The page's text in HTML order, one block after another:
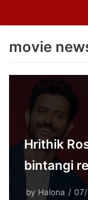
content
movie
Hrithik
bintangi
by Halona 07/